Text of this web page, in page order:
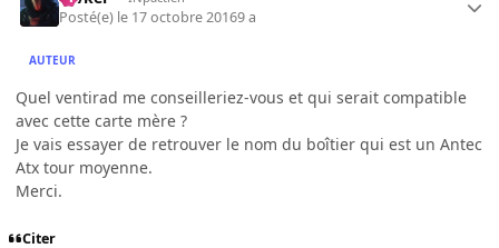
Posté(e) le 17 octobre 20169 a
AUTEUR
Quel ventirad me conseilleriez-vous et qui serait compatible
avec cette carte mère ?
Je vais essayer de retrouver le nom du boîtier qui est un Antec
Atx tour moyenne.
Merci.
Citer